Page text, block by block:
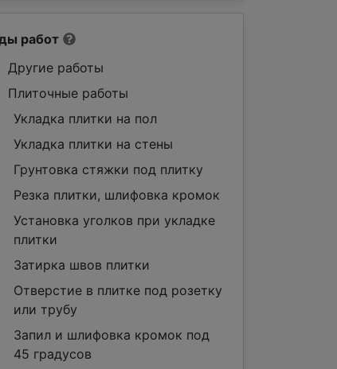
работ
Другие работы
Плиточные работы
Укладка плитки на пол
Укладка плитки на стены
Грунтовка стяжки под плитку
Резка плитки, шлифовка кромок
Установка уголков при укладке
плитки
Затирка швов плитки
Отверстие в плитке под розетку
или трубу
Запил и шлифовка кромок под
45 градусов